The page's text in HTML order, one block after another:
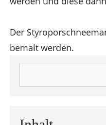
Der
bemalt werden.